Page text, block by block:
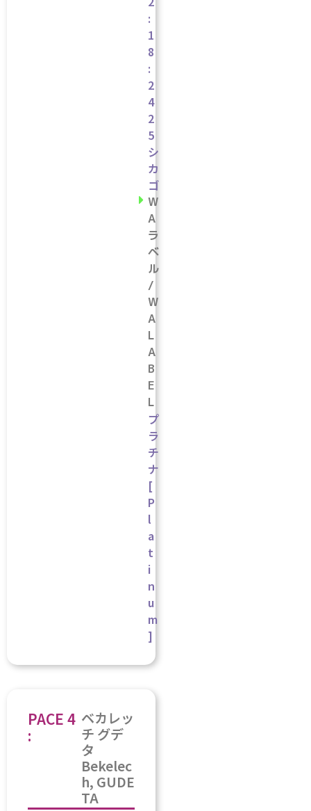
:
1
8
:
2
4
2
5
シ
カ
ゴ
W
A
ラ
ベ
ル
/
W
A
L
A
B
E
L
プ
ラ
チ
ナ
[
P
l
a
t
i
n
u
m
]
PACE 4
:
ベカレッ
チ グデ
タ
Bekelec
h, GUDE
TA